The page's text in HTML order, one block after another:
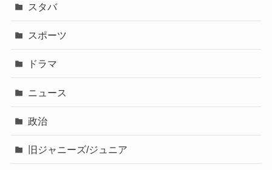
スタバ
スポーツ
ドラマ
ニュース
政治
旧ジャニーズ/ジュニア